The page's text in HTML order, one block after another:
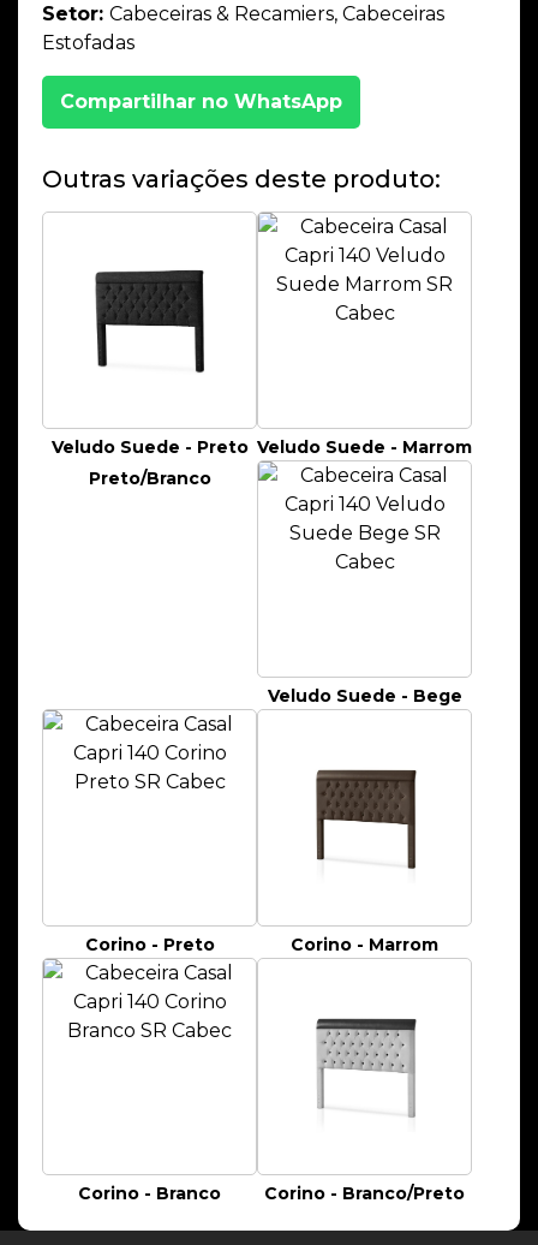
Setor: Cabeceiras & Recamiers, Cabeceiras
Estofadas
Compartilhar no WhatsApp
Outras variações deste produto:
Veludo Suede - Preto Veludo Suede - Marrom
Preto/Branco
Veludo Suede - Bege
Corino - Preto Corino - Marrom
Corino - Branco Corino - Branco/Preto